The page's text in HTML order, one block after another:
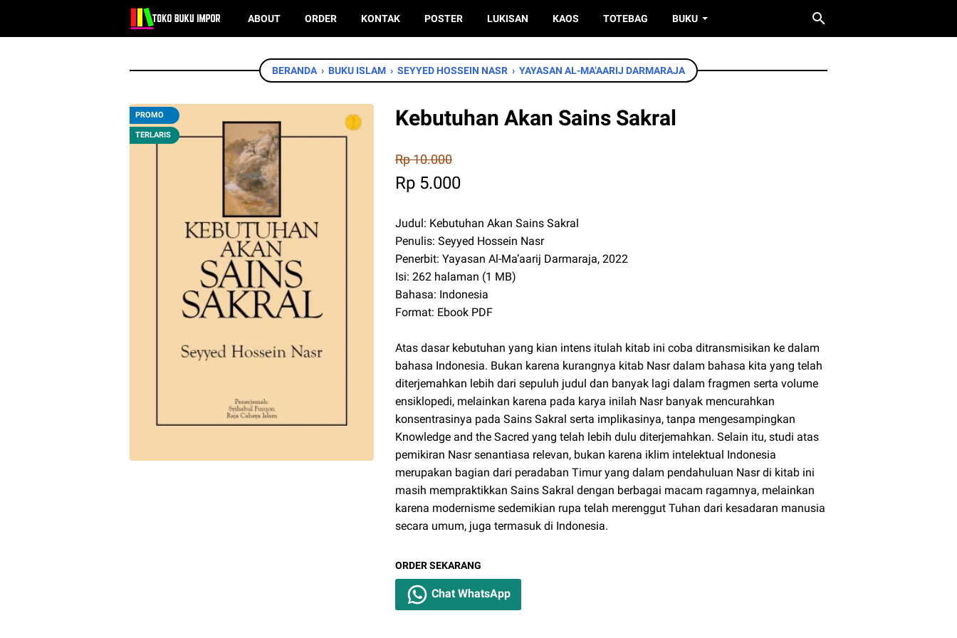
ABOUT ORDER KONTAK POSTER LUKISAN KAOS TOTEBAG BUKU
BERANDA › BUKU ISLAM › SEYYED HOSSEIN NASR › YAYASAN AL-MA’AARIJ DARMARAJA
Kebutuhan Akan Sains Sakral
PROMO
TERLARIS
Rp 10.000
Rp 5.000
Judul: Kebutuhan Akan Sains Sakral
Penulis: Seyyed Hossein Nasr
Penerbit: Yayasan Al-Ma’aarij Darmaraja, 2022
Isi: 262 halaman (1 MB)
Bahasa: Indonesia
Format: Ebook PDF
Atas dasar kebutuhan yang kian intens itulah kitab ini coba ditransmisikan ke dalam
bahasa Indonesia. Bukan karena kurangnya kitab Nasr dalam bahasa kita yang telah
diterjemahkan lebih dari sepuluh judul dan banyak lagi dalam fragmen serta volume
ensiklopedi, melainkan karena pada karya inilah Nasr banyak mencurahkan
konsentrasinya pada Sains Sakral serta implikasinya, tanpa mengesampingkan
Knowledge and the Sacred yang telah lebih dulu diterjemahkan. Selain itu, studi atas
pemikiran Nasr senantiasa relevan, bukan karena iklim intelektual Indonesia
merupakan bagian dari peradaban Timur yang dalam pendahuluan Nasr di kitab ini
masih mempraktikkan Sains Sakral dengan berbagai macam ragamnya, melainkan
karena modernisme sedemikian rupa telah merenggut Tuhan dari kesadaran manusia
secara umum, juga termasuk di Indonesia.
ORDER SEKARANG
Chat WhatsApp